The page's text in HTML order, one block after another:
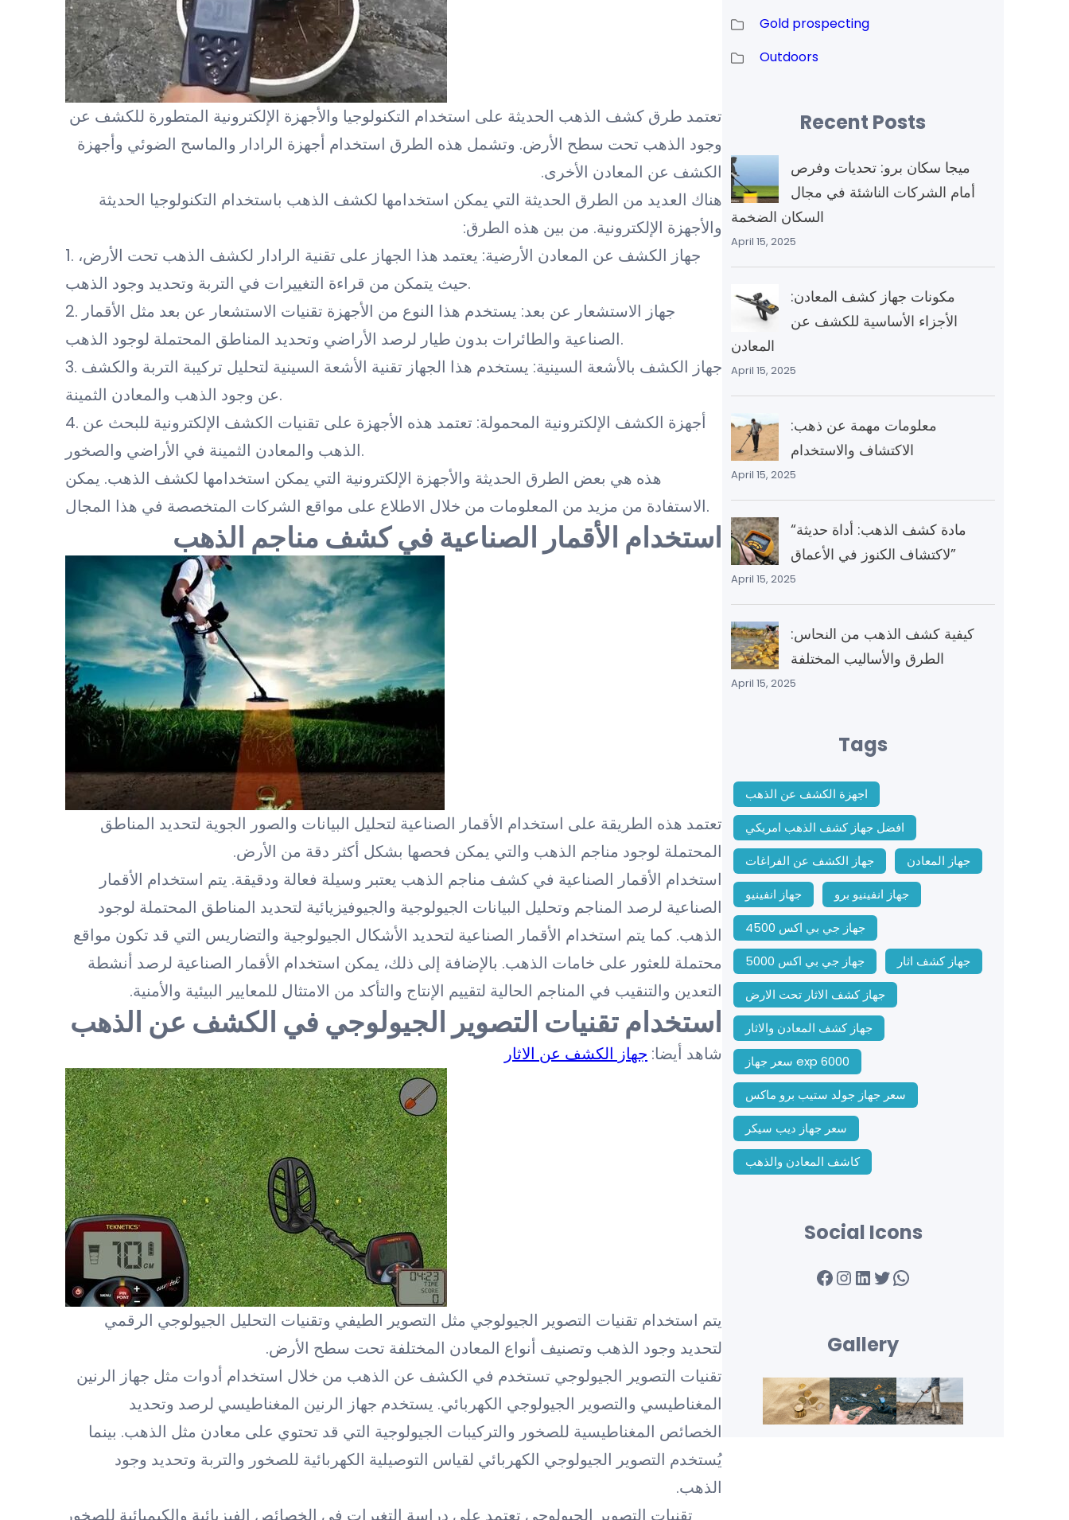
تعتمد طرق كشف الذهب الحديثة على استخدام التكنولوجيا والأجهزة الإلكترونية المتطورة للكشف عن
وجود الذهب تحت سطح الأرض. وتشمل هذه الطرق استخدام أجهزة الرادار والماسح الضوئي وأجهزة
الكشف عن المعادن الأخرى.
هناك العديد من الطرق الحديثة التي يمكن استخدامها لكشف الذهب باستخدام التكنولوجيا الحديثة
والأجهزة الإلكترونية. من بين هذه الطرق:
1. جهاز الكشف عن المعادن الأرضية: يعتمد هذا الجهاز على تقنية الرادار لكشف الذهب تحت الأرض،
حيث يتمكن من قراءة التغييرات في التربة وتحديد وجود الذهب.
2. جهاز الاستشعار عن بعد: يستخدم هذا النوع من الأجهزة تقنيات الاستشعار عن بعد مثل الأقمار
الصناعية والطائرات بدون طيار لرصد الأراضي وتحديد المناطق المحتملة لوجود الذهب.
3. جهاز الكشف بالأشعة السينية: يستخدم هذا الجهاز تقنية الأشعة السينية لتحليل تركيبة التربة والكشف
عن وجود الذهب والمعادن الثمينة.
4. أجهزة الكشف الإلكترونية المحمولة: تعتمد هذه الأجهزة على تقنيات الكشف الإلكترونية للبحث عن
الذهب والمعادن الثمينة في الأراضي والصخور.
هذه هي بعض الطرق الحديثة والأجهزة الإلكترونية التي يمكن استخدامها لكشف الذهب. يمكن
الاستفادة من مزيد من المعلومات من خلال الاطلاع على مواقع الشركات المتخصصة في هذا المجال.
استخدام الأقمار الصناعية في كشف مناجم الذهب
تعتمد هذه الطريقة على استخدام الأقمار الصناعية لتحليل البيانات والصور الجوية لتحديد المناطق
المحتملة لوجود مناجم الذهب والتي يمكن فحصها بشكل أكثر دقة من الأرض.
استخدام الأقمار الصناعية في كشف مناجم الذهب يعتبر وسيلة فعالة ودقيقة. يتم استخدام الأقمار
الصناعية لرصد المناجم وتحليل البيانات الجيولوجية والجيوفيزيائية لتحديد المناطق المحتملة لوجود
الذهب. كما يتم استخدام الأقمار الصناعية لتحديد الأشكال الجيولوجية والتضاريس التي قد تكون مواقع
محتملة للعثور على خامات الذهب. بالإضافة إلى ذلك، يمكن استخدام الأقمار الصناعية لرصد أنشطة
التعدين والتنقيب في المناجم الحالية لتقييم الإنتاج والتأكد من الامتثال للمعايير البيئية والأمنية.
استخدام تقنيات التصوير الجيولوجي في الكشف عن الذهب
شاهد أيضا: جهاز الكشف عن الاثار
يتم استخدام تقنيات التصوير الجيولوجي مثل التصوير الطيفي وتقنيات التحليل الجيولوجي الرقمي
لتحديد وجود الذهب وتصنيف أنواع المعادن المختلفة تحت سطح الأرض.
تقنيات التصوير الجيولوجي تستخدم في الكشف عن الذهب من خلال استخدام أدوات مثل جهاز الرنين
المغناطيسي والتصوير الجيولوجي الكهربائي. يستخدم جهاز الرنين المغناطيسي لرصد وتحديد
الخصائص المغناطيسية للصخور والتركيبات الجيولوجية التي قد تحتوي على معادن مثل الذهب. بينما
يُستخدم التصوير الجيولوجي الكهربائي لقياس التوصيلية الكهربائية للصخور والتربة وتحديد وجود
الذهب.
تقنيات التصوير الجيولوجي تعتمد على دراسة التغيرات في الخصائص الفيزيائية والكيميائية للصخور
Gold prospecting
Outdoors
Recent Posts
ميجا سكان برو: تحديات وفرص
أمام الشركات الناشئة في مجال
السكان الضخمة
April 15, 2025
مكونات جهاز كشف المعادن:
الأجزاء الأساسية للكشف عن
المعادن
April 15, 2025
معلومات مهمة عن ذهب:
الاكتشاف والاستخدام
April 15, 2025
“مادة كشف الذهب: أداة حديثة
لاكتشاف الكنوز في الأعماق”
April 15, 2025
كيفية كشف الذهب من النحاس:
الطرق والأساليب المختلفة
April 15, 2025
Tags
اجهزة الكشف عن الذهب
افضل جهاز كشف الذهب امريكي
جهاز الكشف عن الفراغات
جهاز المعادن
جهاز انفينيو
جهاز انفينيو برو
جهاز جي بي اكس 4500
جهاز جي بي اكس 5000
جهاز كشف اثار
جهاز كشف الاثار تحت الارض
جهاز كشف المعادن والاثار
سعر جهاز exp 6000
سعر جهاز جولد ستيب برو ماكس
سعر جهاز ديب سيكر
كاشف المعادن والذهب
Social Icons
Facebook InstagramLinkedIn Twitter WhatsApp
Gallery